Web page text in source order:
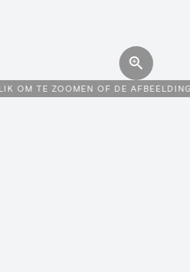
OM TE ZOOMEN OF DE